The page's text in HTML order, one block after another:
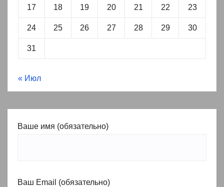
17 18 19 20 21 22 23
24 25 26 27 28 29 30
31
« Июл
Ваше имя (обязательно)
Ваш Email (обязательно)